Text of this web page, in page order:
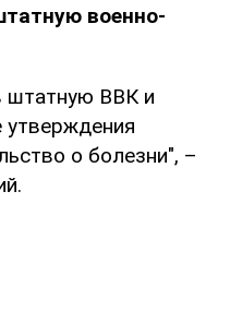
военно-
штатную ВВК и
утверждения
о болезни", –